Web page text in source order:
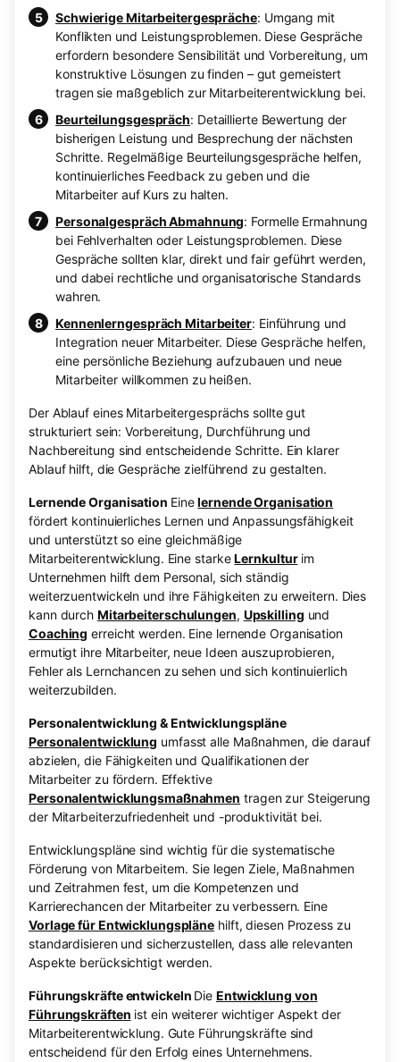
Schwierige Mitarbeitergespräche: Umgang mit
Konflikten und Leistungsproblemen. Diese Gespräche
erfordern besondere Sensibilität und Vorbereitung, um
konstruktive Lösungen zu finden – gut gemeistert
tragen sie maßgeblich zur Mitarbeiterentwicklung bei.
Beurteilungsgespräch: Detaillierte Bewertung der
bisherigen Leistung und Besprechung der nächsten
Schritte. Regelmäßige Beurteilungsgespräche helfen,
kontinuierliches Feedback zu geben und die
Mitarbeiter auf Kurs zu halten.
Personalgespräch Abmahnung: Formelle Ermahnung
bei Fehlverhalten oder Leistungsproblemen. Diese
Gespräche sollten klar, direkt und fair geführt werden,
und dabei rechtliche und organisatorische Standards
wahren.
Kennenlerngespräch Mitarbeiter: Einführung und
Integration neuer Mitarbeiter. Diese Gespräche helfen,
eine persönliche Beziehung aufzubauen und neue
Mitarbeiter willkommen zu heißen.
Der Ablauf eines Mitarbeitergesprächs sollte gut
strukturiert sein: Vorbereitung, Durchführung und
Nachbereitung sind entscheidende Schritte. Ein klarer
Ablauf hilft, die Gespräche zielführend zu gestalten.
Lernende Organisation Einelernende Organisation
fördert kontinuierliches Lernen und Anpassungsfähigkeit
und unterstützt so eine gleichmäßige
Mitarbeiterentwicklung. Eine starkeLernkulturim
Unternehmen hilft dem Personal, sich ständig
weiterzuentwickeln und ihre Fähigkeiten zu erweitern. Dies
kann durch Mitarbeiterschulungen, Upskilling und
Coaching erreicht werden. Eine lernende Organisation
ermutigt ihre Mitarbeiter, neue Ideen auszuprobieren,
Fehler als Lernchancen zu sehen und sich kontinuierlich
weiterzubilden.
Personalentwicklung & Entwicklungspläne
Personalentwicklung umfasst alle Maßnahmen, die darauf
abzielen, die Fähigkeiten und Qualifikationen der
Mitarbeiter zu fördern. Effektive
Personalentwicklungsmaßnahmen tragen zur Steigerung
der Mitarbeiterzufriedenheit und -produktivität bei.
Entwicklungspläne sind wichtig für die systematische
Förderung von Mitarbeitern. Sie legen Ziele, Maßnahmen
und Zeitrahmen fest, um die Kompetenzen und
Karrierechancen der Mitarbeiter zu verbessern. Eine
Vorlage für Entwicklungspläne hilft, diesen Prozess zu
standardisieren und sicherzustellen, dass alle relevanten
Aspekte berücksichtigt werden.
Führungskräfte entwickeln DieEntwicklung von
Führungskräften ist ein weiterer wichtiger Aspekt der
Mitarbeiterentwicklung. Gute Führungskräfte sind
entscheidend für den Erfolg eines Unternehmens.